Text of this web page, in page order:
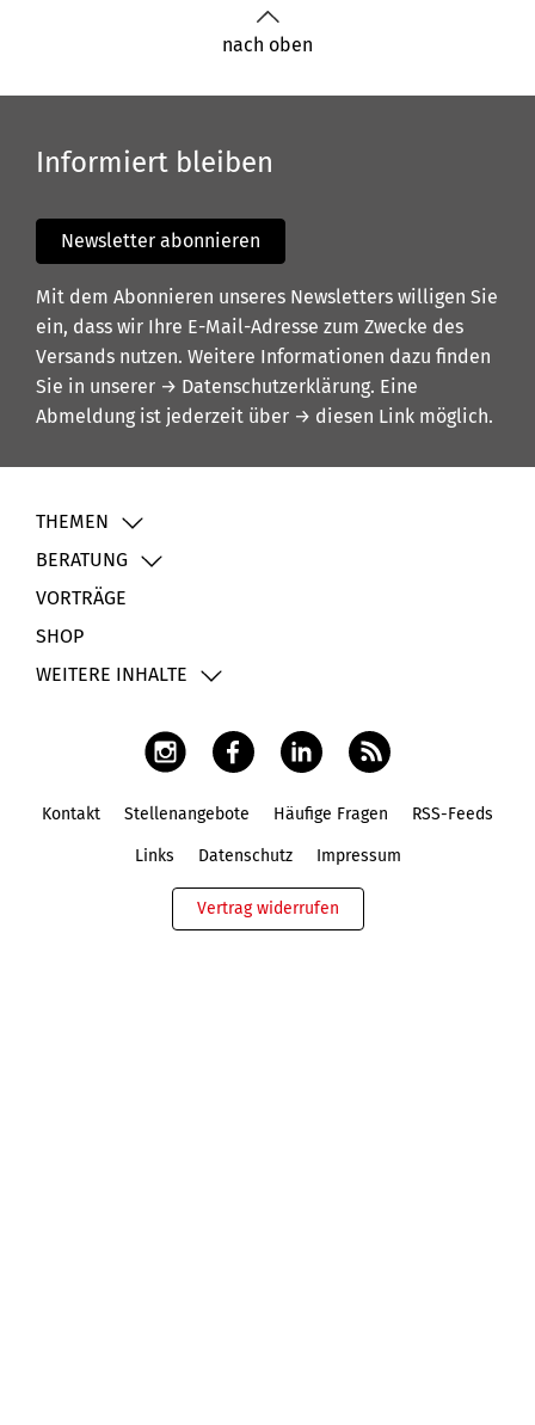
nach oben
Informiert bleiben
Newsletter abonnieren
Mit dem Abonnieren unseres Newsletters willigen Sie
ein, dass wir Ihre E-Mail-Adresse zum Zwecke des
Versands nutzen. Weitere Informationen dazu finden
Sie in unserer → Datenschutzerklärung. Eine
Abmeldung ist jederzeit über → diesen Link möglich.
THEMEN
BERATUNG
VORTRÄGE
SHOP
WEITERE INHALTE
Kontakt Stellenangebote Häufige Fragen RSS-Feeds
Links Datenschutz Impressum
Vertrag widerrufen